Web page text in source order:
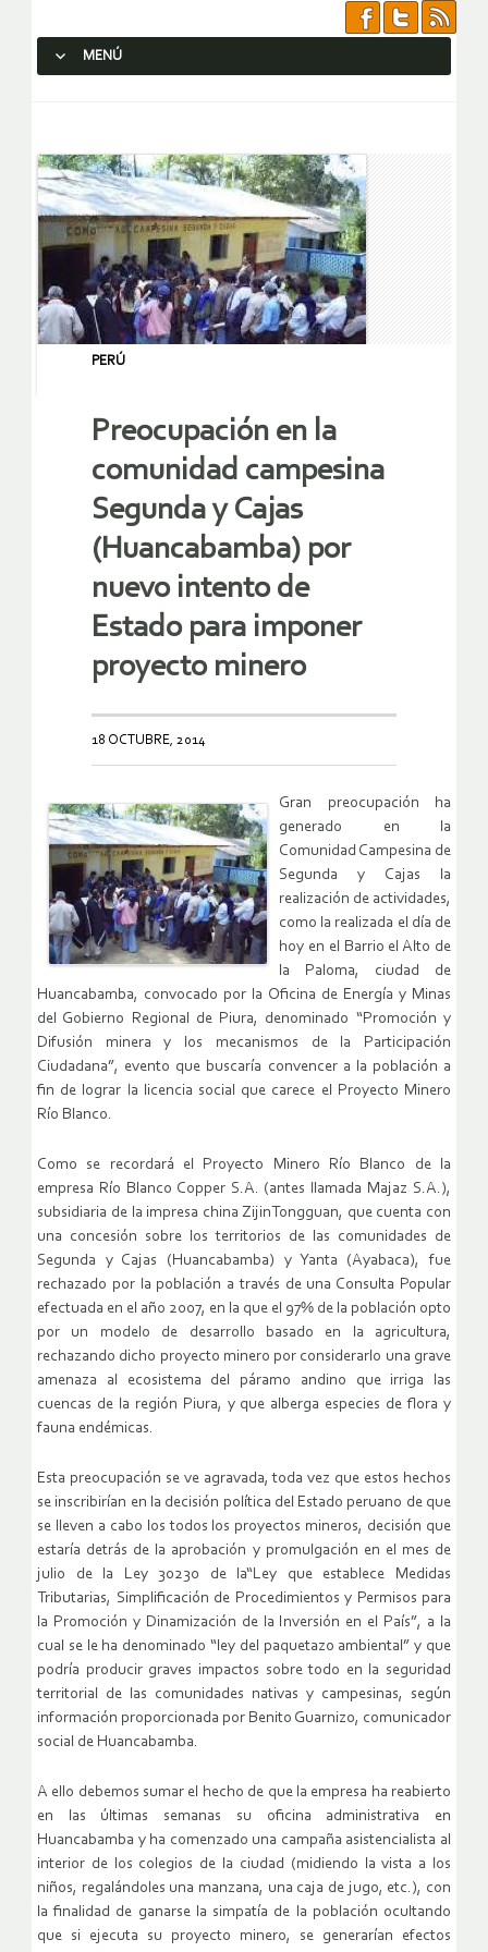
MENÚ
PERÚ
Preocupación en la
comunidad campesina
Segunda y Cajas
(Huancabamba) por
nuevo intento de
Estado para imponer
proyecto minero
18 OCTUBRE, 2014
Gran preocupación ha
generado en la
Comunidad Campesina de
Segunda y Cajas la
realización de actividades,
como la realizada el día de
hoy en el Barrio el Alto de
la Paloma, ciudad de
Huancabamba, convocado por la Oficina de Energía y Minas
del Gobierno Regional de Piura, denominado “Promoción y
Difusión minera y los mecanismos de la Participación
Ciudadana”, evento que buscaría convencer a la población a
fin de lograr la licencia social que carece el Proyecto Minero
Río Blanco.
Como se recordará el Proyecto Minero Río Blanco de la
empresa Río Blanco Copper S.A. (antes llamada Majaz S.A.),
subsidiaria de la impresa china ZijinTongguan, que cuenta con
una concesión sobre los territorios de las comunidades de
Segunda y Cajas (Huancabamba) y Yanta (Ayabaca), fue
rechazado por la población a través de una Consulta Popular
efectuada en el año 2007, en la que el 97% de la población opto
por un modelo de desarrollo basado en la agricultura,
rechazando dicho proyecto minero por considerarlo una grave
amenaza al ecosistema del páramo andino que irriga las
cuencas de la región Piura, y que alberga especies de flora y
fauna endémicas.
Esta preocupación se ve agravada, toda vez que estos hechos
se inscribirían en la decisión política del Estado peruano de que
se lleven a cabo los todos los proyectos mineros, decisión que
estaría detrás de la aprobación y promulgación en el mes de
julio de la Ley 30230 de la“Ley que establece Medidas
Tributarias, Simplificación de Procedimientos y Permisos para
la Promoción y Dinamización de la Inversión en el País”, a la
cual se le ha denominado “ley del paquetazo ambiental” y que
podría producir graves impactos sobre todo en la seguridad
territorial de las comunidades nativas y campesinas, según
información proporcionada por Benito Guarnizo, comunicador
social de Huancabamba.
A ello debemos sumar el hecho de que la empresa ha reabierto
en las últimas semanas su oficina administrativa en
Huancabamba y ha comenzado una campaña asistencialista al
interior de los colegios de la ciudad (midiendo la vista a los
niños, regalándoles una manzana, una caja de jugo, etc.), con
la finalidad de ganarse la simpatía de la población ocultando
que si ejecuta su proyecto minero, se generarían efectos